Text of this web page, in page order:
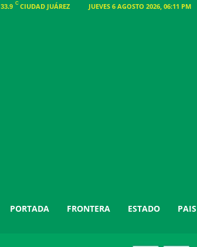
33.9 C CIUDAD JUÁREZ JUEVES 6 AGOSTO 2026, 06:11 PM
PORTADA FRONTERA ESTADO PAIS